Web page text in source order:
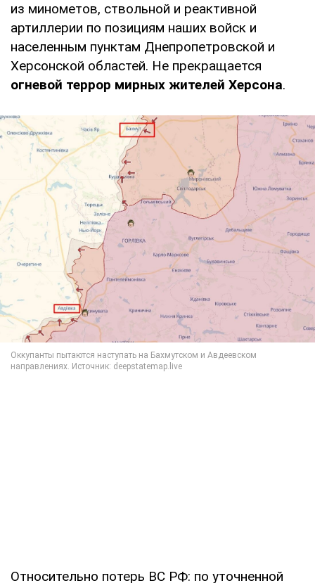
из минометов, ствольной и реактивной
артиллерии по позициям наших войск и
населенным пунктам Днепропетровской и
Херсонской областей. Не прекращается
огневой террор мирных жителей Херсона.
Относительно потерь ВС РФ: по уточненной